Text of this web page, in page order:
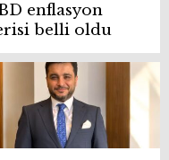
enflasyon
belli oldu